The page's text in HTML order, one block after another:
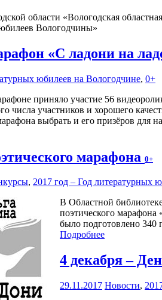
области «Вологодская
Вологодчины»
«С ладони на
юбилеев на Вологодчине, 0+
приняло участие 56
числа участников и хорошего
выбрать и его призёров
марафона 0+
, 2017 год – Год литературных
В Областной
поэтического марафона
было подготовлено 340
Подробнее
4 декабря –
29.11.2017 Новости,